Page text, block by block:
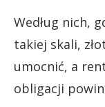
Według nich,
takiej skali,
umocnić, a
obligacji